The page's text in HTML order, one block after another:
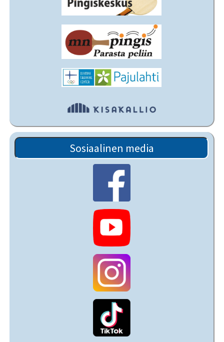
Sosiaalinen media